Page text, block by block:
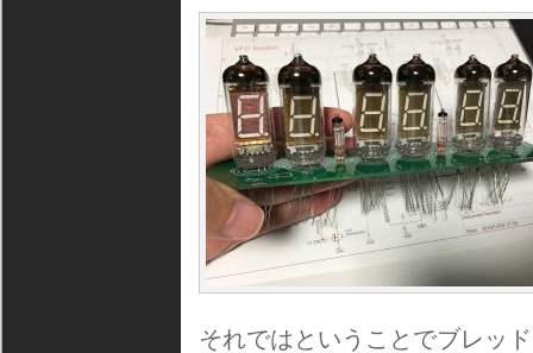
それではということでブレッ